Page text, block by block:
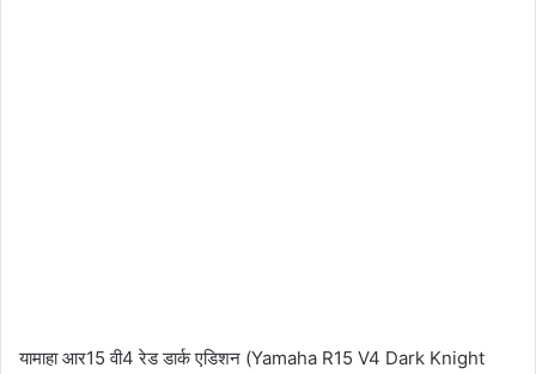
यामाहा आर15 वी4 रेड डार्क एडिशन (Yamaha R15 V4 Dark Knight